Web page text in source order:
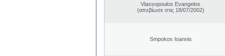
Vlassopoulos Evangelos
(απεβίωσε στις 18/07/2002)
Smpokos Ioannis